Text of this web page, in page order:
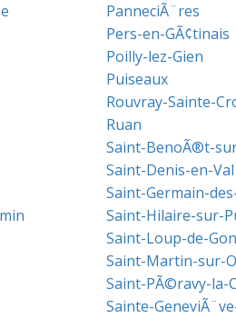
PanneciÃ¨res
Pers-en-GÃ¢tinais
Poilly-lez-Gien
Puiseaux
Rouvray-Sainte-
Ruan
Saint-BenoÃ®t-
Saint-Denis-en-Val
Saint-Germain-
Saint-Hilaire-sur-
Saint-Loup-de-
Saint-Martin-sur-
Saint-PÃ©ravy-la-
Sainte-